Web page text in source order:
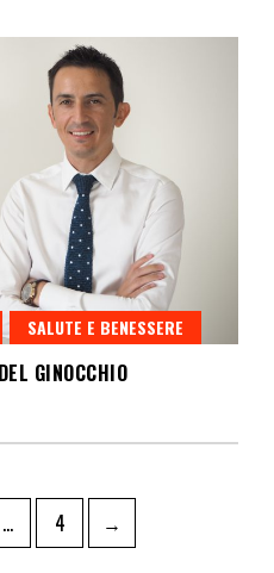
SALUTE E BENESSERE
GINOCCHIO
… 4 →